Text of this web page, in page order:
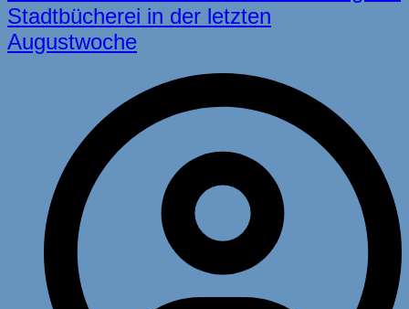
Stadtbücherei in der letzten
Augustwoche